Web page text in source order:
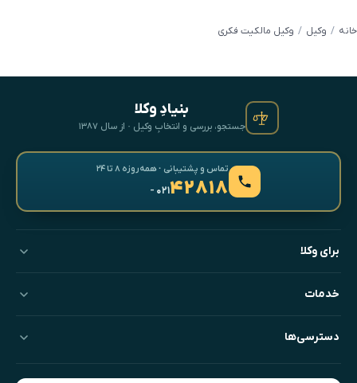
خانه وکیل وکیل مالکیت فکری
بنیادِ وکلا
جستجو، بررسی و انتخابِ وکیل · از سال ۱۳۸۷
تماس و پشتیبانی · همه‌روزه ۸ تا ۲۴
۴۲۸۱۸- ۰۲۱
برای وکلا
خدمات
دسترسی‌ها